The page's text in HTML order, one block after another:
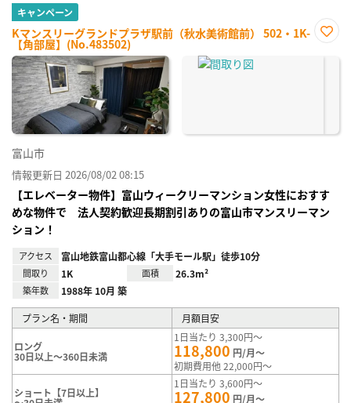
キャンペーン
Kマンスリーグランドプラザ駅前（秋水美術館前） 502・1K-
【角部屋】(No.483502)
に入
富山市
情報更新日 2026/08/02 08:15
【エレベーター物件】富山ウィークリーマンション女性におすす
めな物件で 法人契約歓迎長期割引ありの富山市マンスリーマン
ション！
アクセス 富山地鉄富山都心線「大手モール駅」徒歩10分
間取り 1K 面積 26.3m²
築年数 1988年 10月 築
プラン名・期間 月額目安
ロング
30日以上～360日未満
1日当たり 3,300円～
118,800 円/月～
初期費用他 22,000円～
ショート【7日以上】
1日当たり 3,600円～
127,800 円/月～